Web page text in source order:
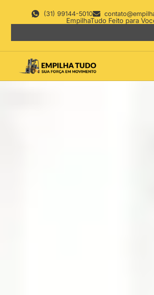
(31) 99144-5010
EmpilhaTudo Feito para